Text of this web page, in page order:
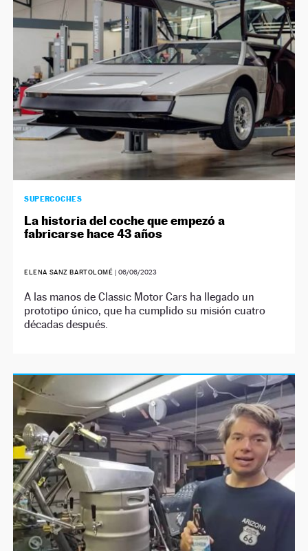
SUPERCOCHES
La historia del coche que empezó a
fabricarse hace 43 años
ELENA SANZ BARTOLOMÉ | 06/06/2023
A las manos de Classic Motor Cars ha llegado un
prototipo único, que ha cumplido su misión cuatro
décadas después.